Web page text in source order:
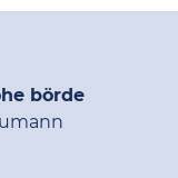
börde